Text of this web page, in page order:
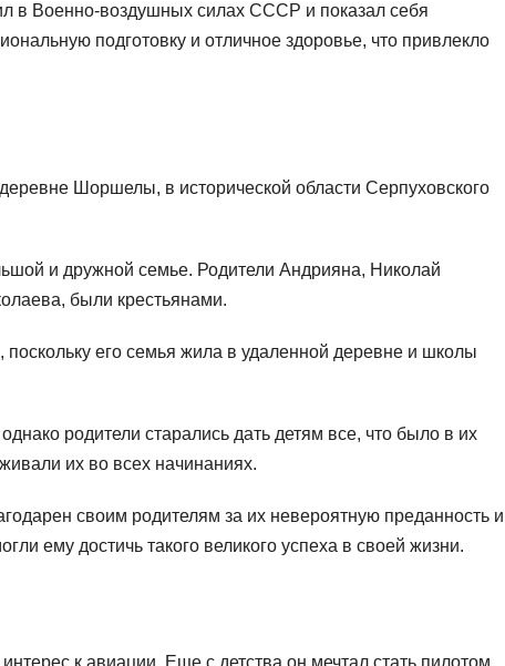
в Военно-воздушных силах СССР и показал себя
подготовку и отличное здоровье, что привлекло
Шоршелы, в исторической области Серпуховского
и дружной семье. Родители Андрияна, Николай
были крестьянами.
его семья жила в удаленной деревне и школы
родители старались дать детям все, что было в их
их во всех начинаниях.
своим родителям за их невероятную преданность и
ему достичь такого великого успеха в своей жизни.